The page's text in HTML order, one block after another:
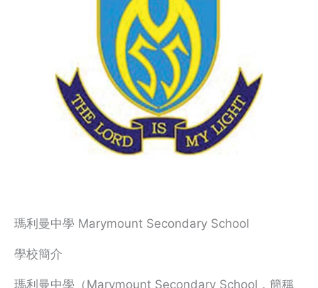
瑪利曼中學 Marymount Secondary School
學校簡介
瑪利曼中學（Marymount Secondary School，簡稱